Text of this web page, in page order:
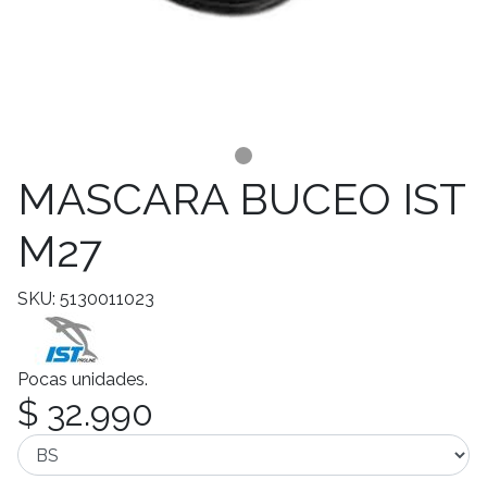
MASCARA BUCEO IST
M27
SKU: 5130011023
Pocas unidades.
$ 32.990